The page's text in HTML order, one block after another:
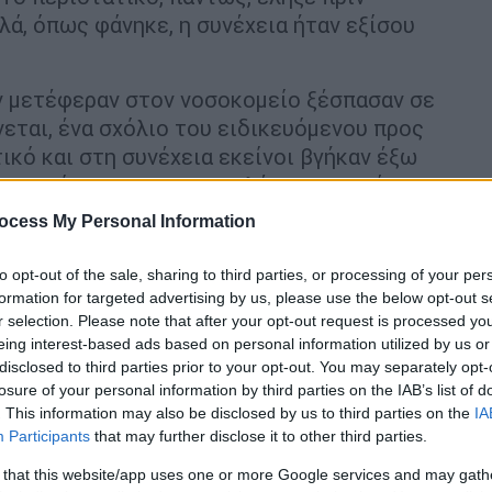
My Personal Information
opt-out of the sale, sharing to third parties, or processing of your
for targeted advertising by us, please use the below opt-out
selection. Please note that after your opt-out request is processed
interest-based ads based on personal information utilized by us
to third parties prior to your opt-out. You may separately
of your personal information by third parties on the IAB’s list of
This information may also be disclosed by us to third parties on the
Participants that may further disclose it to other third parties.
that this website/app uses one or more Google services and may
όπως φάνηκε, η συνέχεια ήταν εξίσου
μετέφεραν στον νοσοκομείο ξέσπασαν σε
ένα σχόλιο του ειδικευόμενου προς
και στη συνέχεια εκείνοι βγήκαν έξω
περίμεναν με μοτοσικλέτες και κράνη.
σε δύο ομάδες από δύο διαφορετικά
και έδειραν τον ειδικευόμενο γιατρό.
τραύματα και μελανιές στο πρόσωπο,
ασθενής νοσηλεύεται στην
για ευνόητους λόγους μετά από την
από το Νοσοκομείο.